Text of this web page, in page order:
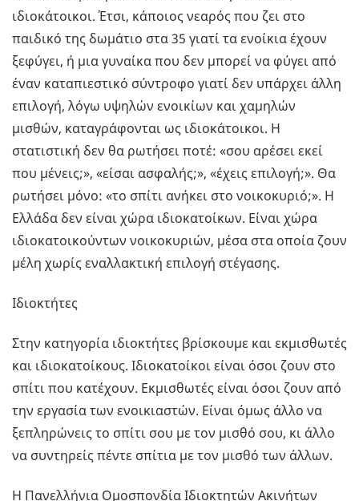
ιδιοκάτοικοι. Έτσι, κάποιος νεαρός που ζει στο
παιδικό της δωμάτιο στα 35 γιατί τα ενοίκια έχουν
ξεφύγει, ή μια γυναίκα που δεν μπορεί να φύγει από
έναν καταπιεστικό σύντροφο γιατί δεν υπάρχει άλλη
επιλογή, λόγω υψηλών ενοικίων και χαμηλών
μισθών, καταγράφονται ως ιδιοκάτοικοι. Η
στατιστική δεν θα ρωτήσει ποτέ: «σου αρέσει εκεί
που μένεις;», «είσαι ασφαλής;», «έχεις επιλογή;». Θα
ρωτήσει μόνο: «το σπίτι ανήκει στο νοικοκυριό;». Η
Ελλάδα δεν είναι χώρα ιδιοκατοίκων. Είναι χώρα
ιδιοκατοικούντων νοικοκυριών, μέσα στα οποία ζουν
μέλη χωρίς εναλλακτική επιλογή στέγασης.
Ιδιοκτήτες
Στην κατηγορία ιδιοκτήτες βρίσκουμε και εκμισθωτές
και ιδιοκατοίκους. Ιδιοκατοίκοι είναι όσοι ζουν στο
σπίτι που κατέχουν. Εκμισθωτές είναι όσοι ζουν από
την εργασία των ενοικιαστών. Είναι όμως άλλο να
ξεπληρώνεις το σπίτι σου με τον μισθό σου, κι άλλο
να συντηρείς πέντε σπίτια με τον μισθό των άλλων.
Η Πανελλήνια Ομοσπονδία Ιδιοκτητών Ακινήτων